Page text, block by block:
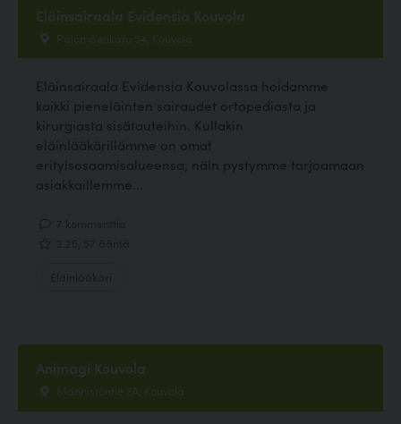
Eläinsairaala Evidensia Kouvola
Palomäenkatu 54, Kouvola
Eläinsairaala Evidensia Kouvolassa hoidamme
kaikki pieneläinten sairaudet ortopediasta ja
kirurgiasta sisätauteihin. Kullakin
eläinlääkärillämme on omat
erityisosaamisalueensa; näin pystymme tarjoamaan
asiakkaillemme...
Animagi Kouvola
Männistöntie 7A, Kouvola